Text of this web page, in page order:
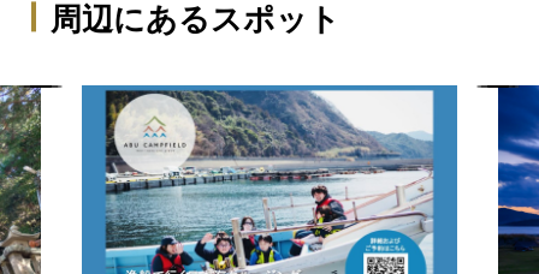
周辺にあるスポット